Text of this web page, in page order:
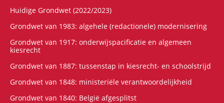
Huidige Grondwet (2022/2023)
Grondwet van 1983: algehele (redactionele) modernisering
Grondwet van 1917: onderwijspacificatie en algemeen
kiesrecht
Grondwet van 1887: tussenstap in kiesrecht- en schoolstrijd
Grondwet van 1848: ministeriële verantwoordelijkheid
Grondwet van 1840: België afgesplitst